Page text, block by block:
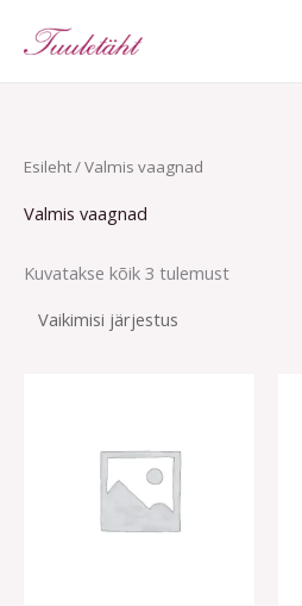
Esileht/ Valmis vaagnad
Valmis vaagnad
Kuvatakse kõik 3 tulemust